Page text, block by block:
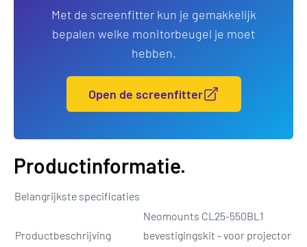
Met de screenfitter kun je gemakkelijk
bepalen welke monitorbeugel je moet
hebben.
Open de screenfitter
Productinformatie.
Belangrijkste specificaties
Productbeschrijving
Neomounts CL25-550BL1
bevestigingskit - voor projector